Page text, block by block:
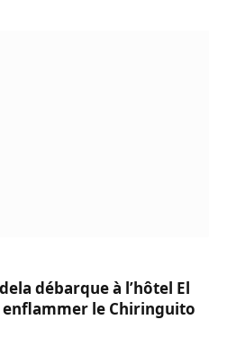
débarque à l’hôtel El
le Chiringuito